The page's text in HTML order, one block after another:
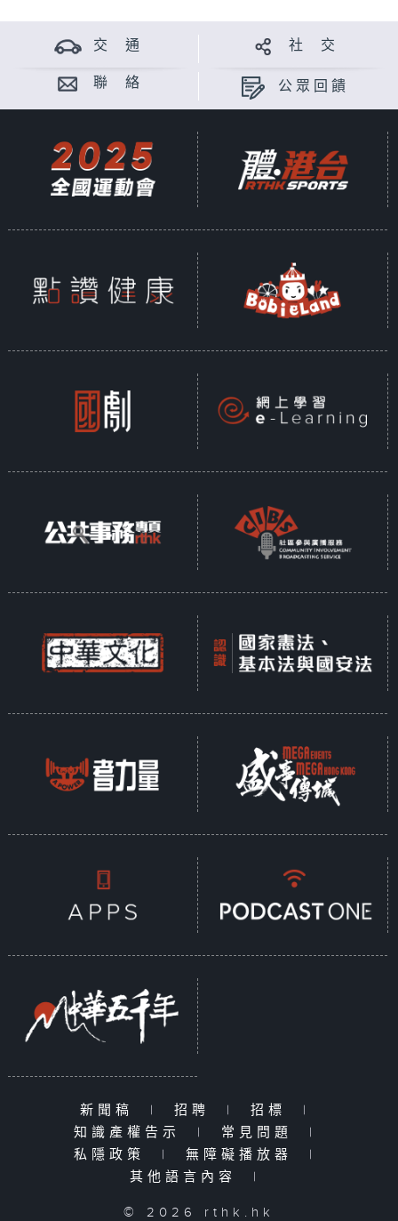
交 通 社 交
聯 絡 公眾回饋
新聞稿 | 招聘 | 招標
|
知識產權告示
| 常見問題
|
私隱政策
| 無障礙播放器
|
其他語言內容
|
© 2026 rthk.hk